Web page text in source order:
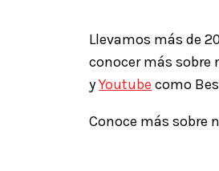
Llevamos más de
conocer más sobre
yYoutube como
Conoce más sobre